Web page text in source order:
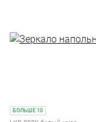
БОЛЬШЕ 10